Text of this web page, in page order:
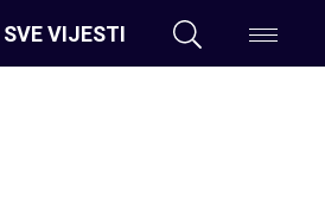
SVE VIJESTI